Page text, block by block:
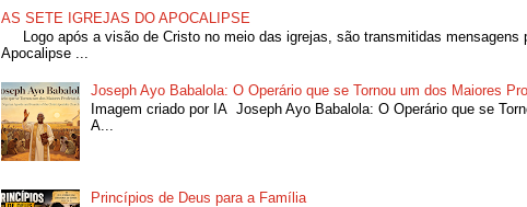
AS SETE IGREJAS DO APOCALIPSE
Logo após a visão de Cristo no meio das igrejas, são transmitidas mensagens
Apocalipse ...
Joseph Ayo Babalola: O Operário que se Tornou um dos Maiores
Imagem criado por IA Joseph Ayo Babalola: O Operário que se
A...
Princípios de Deus para a Família